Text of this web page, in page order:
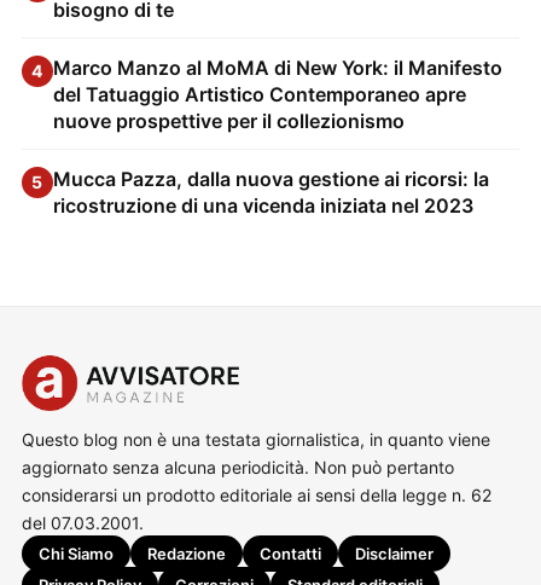
bisogno di te
4 Marco Manzo al MoMA di New York: il Manifesto
del Tatuaggio Artistico Contemporaneo apre
nuove prospettive per il collezionismo
5 Mucca Pazza, dalla nuova gestione ai ricorsi: la
ricostruzione di una vicenda iniziata nel 2023
Questo blog non è una testata giornalistica, in quanto viene
aggiornato senza alcuna periodicità. Non può pertanto
considerarsi un prodotto editoriale ai sensi della legge n. 62
del 07.03.2001.
Chi Siamo Redazione Contatti
Disclaimer